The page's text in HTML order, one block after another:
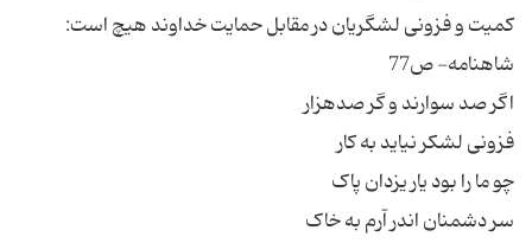
کمیت و فزونی لشگریان در مقابل حمایت خداوند هیچ است:
شاهنامه- ص77
اگر صد سوارند و گر صدهزار
فزونی لشکر نیاید به کار
چو ما را بود یار یزدان پاک
سر دشمنان اندر آرم به خاک